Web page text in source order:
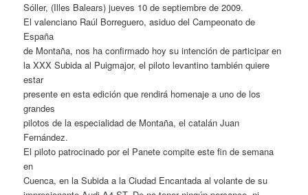
Sóller, (Illes Balears) jueves 10 de septiembre de 2009.
El valenciano Raúl Borreguero, asiduo del Campeonato de
España
de Montaña, nos ha confirmado hoy su intención de participar en
la XXX Subida al Puigmajor, el piloto levantino también quiere
estar
presente en esta edición que rendirá homenaje a uno de los
grandes
pilotos de la especialidad de Montaña, el catalán Juan
Fernández.
El piloto patrocinado por el Panete compite este fin de semana
en
Cuenca, en la Subida a la Ciudad Encantada al volante de su